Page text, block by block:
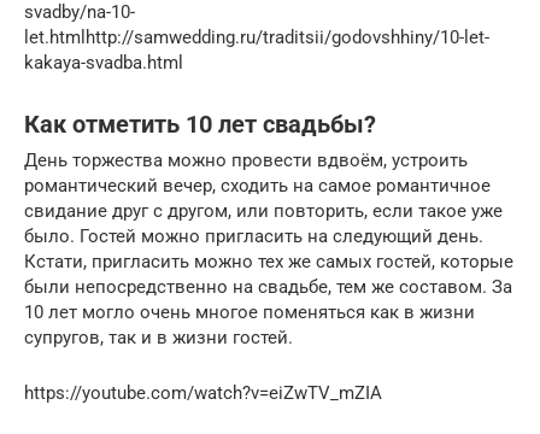
svadby/na-10-
let.htmlhttp://samwedding.ru/traditsii/godovshhiny/10-let-
kakaya-svadba.html
Как отметить 10 лет свадьбы?
День торжества можно провести вдвоём, устроить
романтический вечер, сходить на самое романтичное
свидание друг с другом, или повторить, если такое уже
было. Гостей можно пригласить на следующий день.
Кстати, пригласить можно тех же самых гостей, которые
были непосредственно на свадьбе, тем же составом. За
10 лет могло очень многое поменяться как в жизни
супругов, так и в жизни гостей.
https://youtube.com/watch?v=eiZwTV_mZIA